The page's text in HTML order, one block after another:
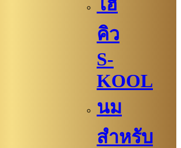
คิว
S-
KOOL
นม
สำหรับ